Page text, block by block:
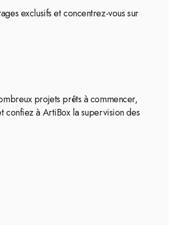
exclusifs et concentrez-vous sur
projets prêts à commencer,
confiez à ArtiBox la supervision des